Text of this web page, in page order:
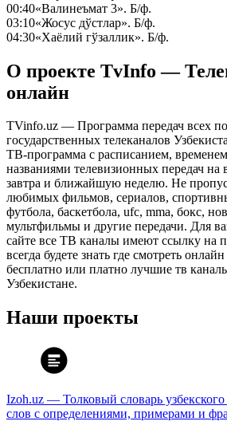
00:40«Валинеъмат 3». Б/ф.
03:10«Жосус дўстлар». Б/ф.
04:30«Хаёлий гўзаллик». Б/ф.
О проекте TvInfo —
онлайн
TVinfo.uz — Программа передач всех
государственных телеканалов
ТВ-программа с расписанием,
названиями телевизионных передач на
завтра и ближайшую неделю. Не
любимых фильмов, сериалов,
футбола, баскетбола, ufc, mma, бокс,
мультфильмы и другие передачи. Для
сайте все ТВ каналы имеют ссылку на
всегда будете знать где смотреть
бесплатно или платно лучшие тв
Узбекистане.
Наши проекты
Izoh.uz — Толковый словарь
слов с определениями, примерами и